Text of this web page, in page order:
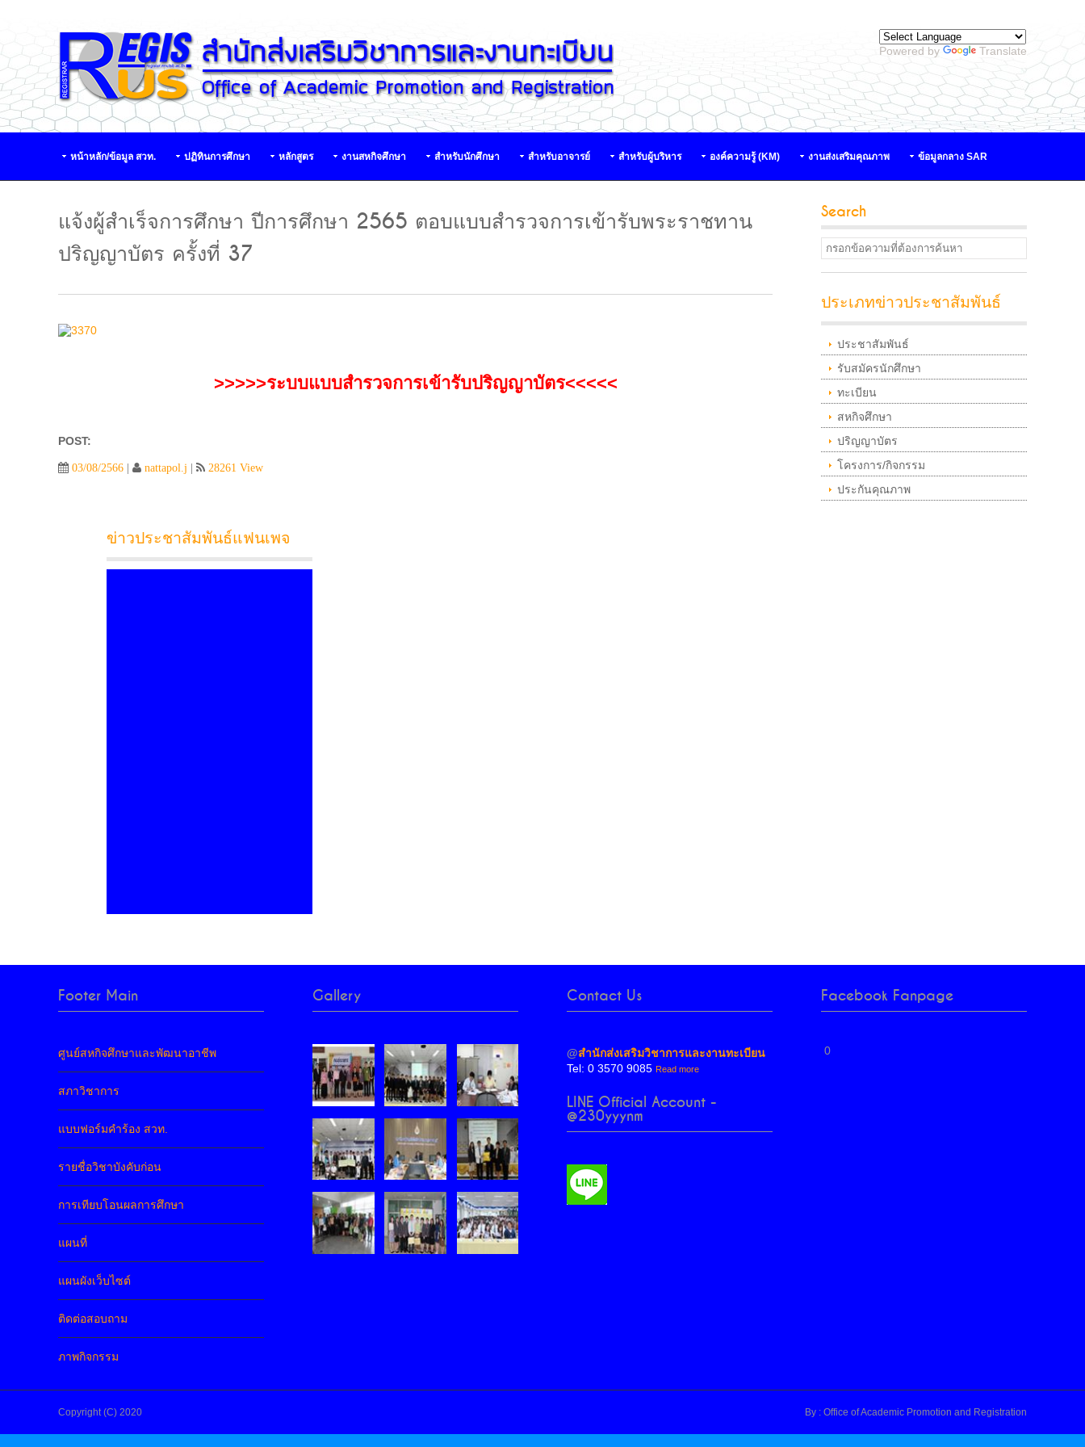
Powered by Translate
หน้าหลัก/ข้อมูล สวท. ปฏิทินการศึกษา หลักสูตร งานสหกิจศึกษา สำหรับนักศึกษา สำหรับอาจารย์ สำหรับผู้บริหาร องค์ความรู้ (KM) งานส่งเสริมคุณภาพ ข้อมูลกลาง SAR
แจ้งผู้สำเร็จการศึกษา ปีการศึกษา 2565 ตอบแบบสำรวจการเข้ารับพระราชทาน
ปริญญาบัตร ครั้งที่ 37
>>>>>ระบบแบบสำรวจการเข้ารับปริญญาบัตร<<<<<
POST:
03/08/2566 nattapol.j 28261 View
Search
ประเภทข่าวประชาสัมพันธ์
ประชาสัมพันธ์
รับสมัครนักศึกษา
ทะเบียน
สหกิจศึกษา
ปริญญาบัตร
โครงการ/กิจกรรม
ประกันคุณภาพ
ข่าวประชาสัมพันธ์แฟนเพจ
Footer Main
ศูนย์สหกิจศึกษาและพัฒนาอาชีพ
สภาวิชาการ
แบบฟอร์มคำร้อง สวท.
รายชื่อวิชาบังคับก่อน
การเทียบโอนผลการศึกษา
แผนที่
แผนผังเว็บไซต์
ติดต่อสอบถาม
ภาพกิจกรรม
Gallery Contact Us
@สำนักส่งเสริมวิชาการและงานทะเบียน
Tel: 0 3570 9085 Read more
LINE Official Account -
@230yyynm
Facebook Fanpage
0
Copyright (C) 2020 By : Office of Academic Promotion and Registration